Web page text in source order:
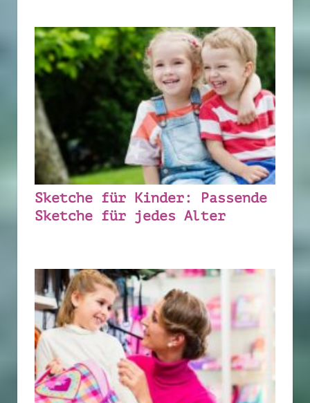
Sketche für Kinder: Passende
Sketche für jedes Alter